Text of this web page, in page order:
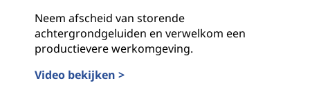
Neem afscheid van storende
achtergrondgeluiden en verwelkom een
productievere werkomgeving.
Video bekijken >